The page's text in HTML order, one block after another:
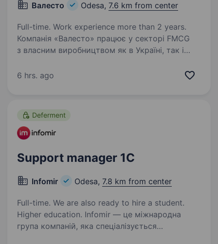
Валесто Odesa, 7.6 km from center
Full-time. Work experience more than 2 years.
Компанія «Валесто» працює у секторі FMCG
з власним виробництвом як в Україні, так і
Компанія активно зростає і переходить
6 hrs. ago
Deferment
Support manager 1С
Infomir Odesa, 7.8 km from center
Full-time. We are also ready to hire a student.
Higher education. Infomir — це міжнародна
група компаній, яка спеціалізується